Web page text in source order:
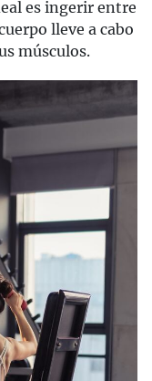
es ingerir entre
lleve a cabo
músculos.